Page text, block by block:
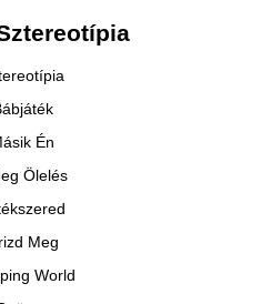
Én
Ölelés
Meg
World